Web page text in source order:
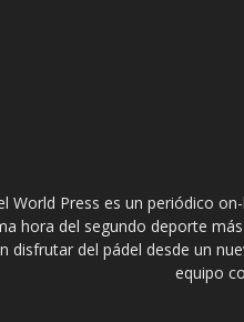
World Press es un periódico
hora del segundo deporte
disfrutar del pádel desde un
equipo